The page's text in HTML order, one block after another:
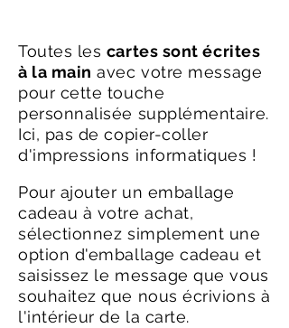
Toutes les cartes sont écrites
à la main avec votre message
pour cette touche
personnalisée supplémentaire.
Ici, pas de copier-coller
d'impressions informatiques !
Pour ajouter un emballage
cadeau à votre achat,
sélectionnez simplement une
option d'emballage cadeau et
saisissez le message que vous
souhaitez que nous écrivions à
l'intérieur de la carte.